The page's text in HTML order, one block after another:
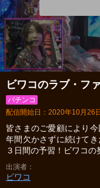
ビワコのラブ・フ
パチンコ
配信開始日：2020年10月26日
皆さまのご愛顧により
年間欠かさずに続けて
３日間の予習！ビワコ
出演者
ビワコ